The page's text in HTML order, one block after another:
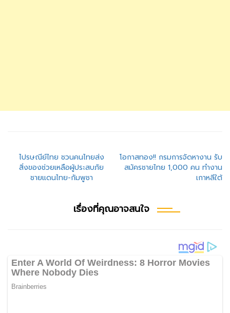
แนะแนว
เรื่อง
ไปรษณีย์ไทย ชวนคนไทยส่ง
สิ่งของช่วยเหลือผู้ประสบภัย
ชายแดนไทย-กัมพูชา
โอกาสทอง!! กรมการจัดหางาน รับ
สมัครชายไทย 1,000 คน ทำงาน
เกาหลีใต้
เรื่องที่คุณอาจสนใจ